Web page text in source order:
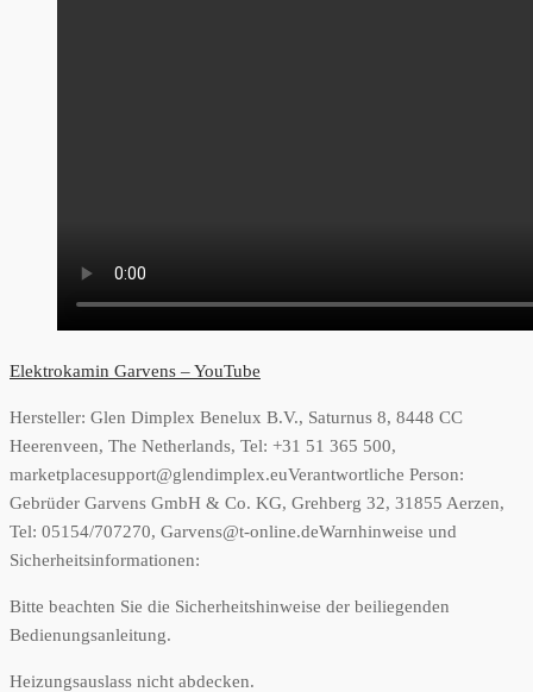
Elektrokamin Garvens – YouTube
Hersteller: Glen Dimplex Benelux B.V., Saturnus 8, 8448 CC
Heerenveen, The Netherlands, Tel: +31 51 365 500,
marketplacesupport@glendimplex.euVerantwortliche Person:
Gebrüder Garvens GmbH & Co. KG, Grehberg 32, 31855 Aerzen,
Tel: 05154/707270, Garvens@t-online.deWarnhinweise und
Sicherheitsinformationen:
Bitte beachten Sie die Sicherheitshinweise der beiliegenden
Bedienungsanleitung.
Heizungsauslass nicht abdecken.